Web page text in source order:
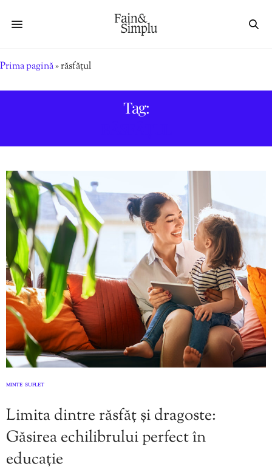
Prima pagină»răsfățul
Tag:
MINTE SUFLET
Limita dintre răsfăț și dragoste:
Găsirea echilibrului perfect în
educație